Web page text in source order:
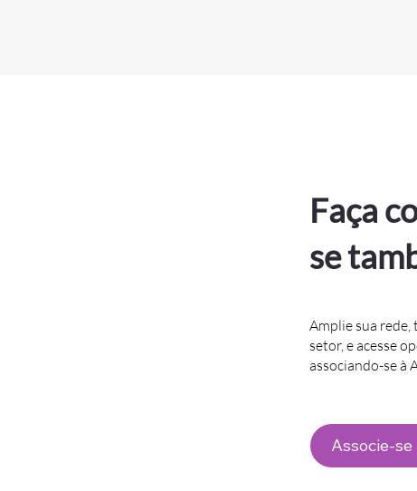
Faça
se
Amplie sua rede,
setor, e acesse
associando-se à
Associe-se